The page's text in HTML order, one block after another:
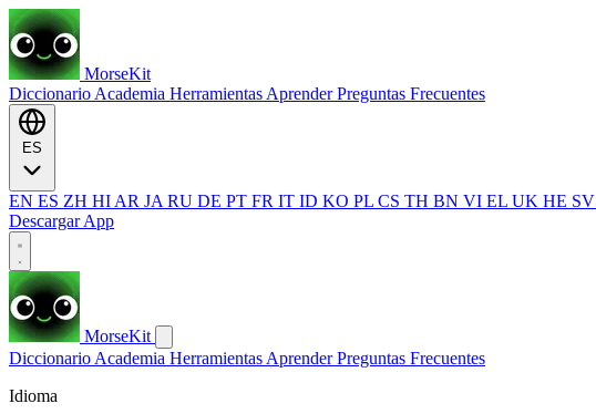
MorseKit
Diccionario Academia Herramientas AprenderPreguntas Frecuentes
EN ES ZH HI AR JA RU DE PT FR IT ID KO PL CS TH BN VI EL UK HE SV
Descargar App
MorseKit
Diccionario Academia Herramientas AprenderPreguntas Frecuentes
Idioma